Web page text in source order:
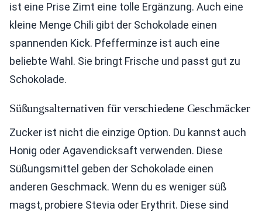
ist eine Prise Zimt eine tolle Ergänzung. Auch eine
kleine Menge Chili gibt der Schokolade einen
spannenden Kick. Pfefferminze ist auch eine
beliebte Wahl. Sie bringt Frische und passt gut zu
Schokolade.
Süßungsalternativen für verschiedene Geschmäcker
Zucker ist nicht die einzige Option. Du kannst auch
Honig oder Agavendicksaft verwenden. Diese
Süßungsmittel geben der Schokolade einen
anderen Geschmack. Wenn du es weniger süß
magst, probiere Stevia oder Erythrit. Diese sind